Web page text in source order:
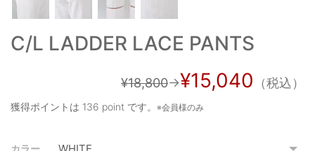
ご利用ガイド
ご利用規約
C/L LADDER LACE PANTS
¥18,800→¥15,040 （税込）
獲得ポイントは 136 point です。 ※会員様のみ
カラー